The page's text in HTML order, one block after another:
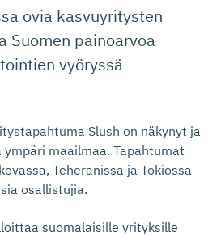
ovia kasvuyritysten
Suomen painoarvoa
vyöryssä
Slush on näkynyt ja
maailmaa. Tapahtumat
Teheranissa ja Tokiossa
osallistujia.
suomalaisille yrityksille